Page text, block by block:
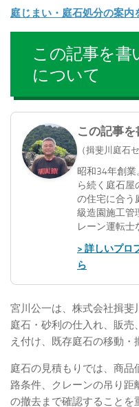
庭じまい・庭石処分の案内
この記事を書
について
この記事
（揖斐川庭石
昭和34年創
ら続く庭石屋
の住宅に合う
級造園施工管
レーン運転士
> 詳しいプロ
ら
宮川公一は、株式会社揖斐
庭石・砂利の仕入れ、販
え付け、既存庭石の移動・
庭石の見積もりでは、商
路条件、クレーンの吊り
の撤去まで確認することを